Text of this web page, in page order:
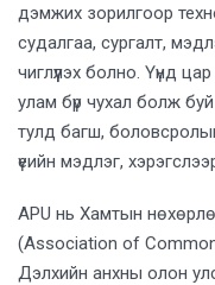
дэмжих зорилгоор
судалгаа, сургалт,
чиглүүлэх болно. Үүнд
улам бүр чухал болж
тулд багш, боловсролын
үеийн мэдлэг,
APU нь Хамтын
(Association of
Дэлхийн анхны олон